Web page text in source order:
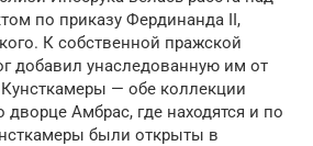
по приказу Фердинанда II,
К собственной пражской
добавил унаследованную им от
— обе коллекции
Амбрас, где находятся и по
были открыты в